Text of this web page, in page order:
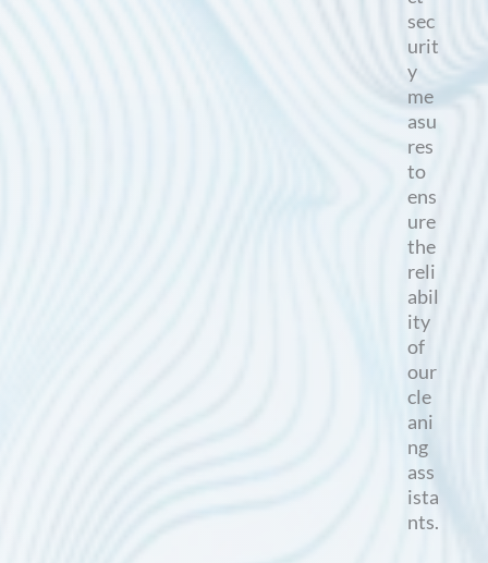
sec
urit
y
me
asu
res
to
ens
ure
the
reli
abil
ity
of
our
cle
ani
ng
ass
ista
nts.